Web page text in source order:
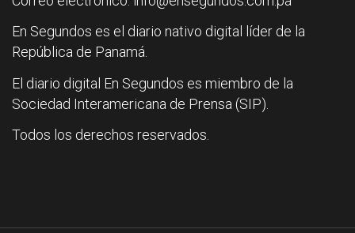
En Segundos es el diario nativo digital líder de la
República de Panamá.
El diario digital En Segundos es miembro de la
Sociedad Interamericana de Prensa (SIP).
Todos los derechos reservados.